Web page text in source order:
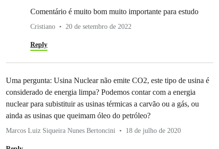
Comentário é muito bom muito importante para estudo
Cristiano 20 de setembro de 2022
Reply
Uma pergunta: Usina Nuclear não emite CO2, este tipo de usina é
considerado de energia limpa? Podemos contar com a energia
nuclear para subistituir as usinas térmicas a carvão ou a gás, ou
ainda as usinas que queimam óleo do petróleo?
Marcos Luiz Siqueira Nunes Bertoncini 18 de julho de 2020